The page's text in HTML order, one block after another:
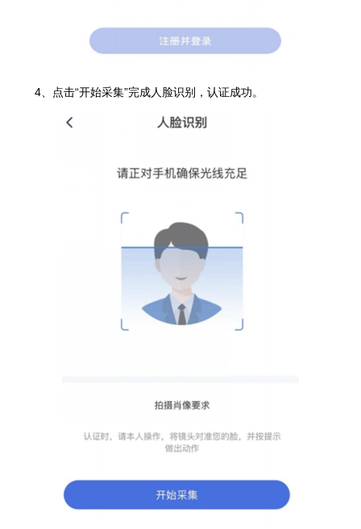
4、点击“开始采集”完成人脸识别，认证成功。